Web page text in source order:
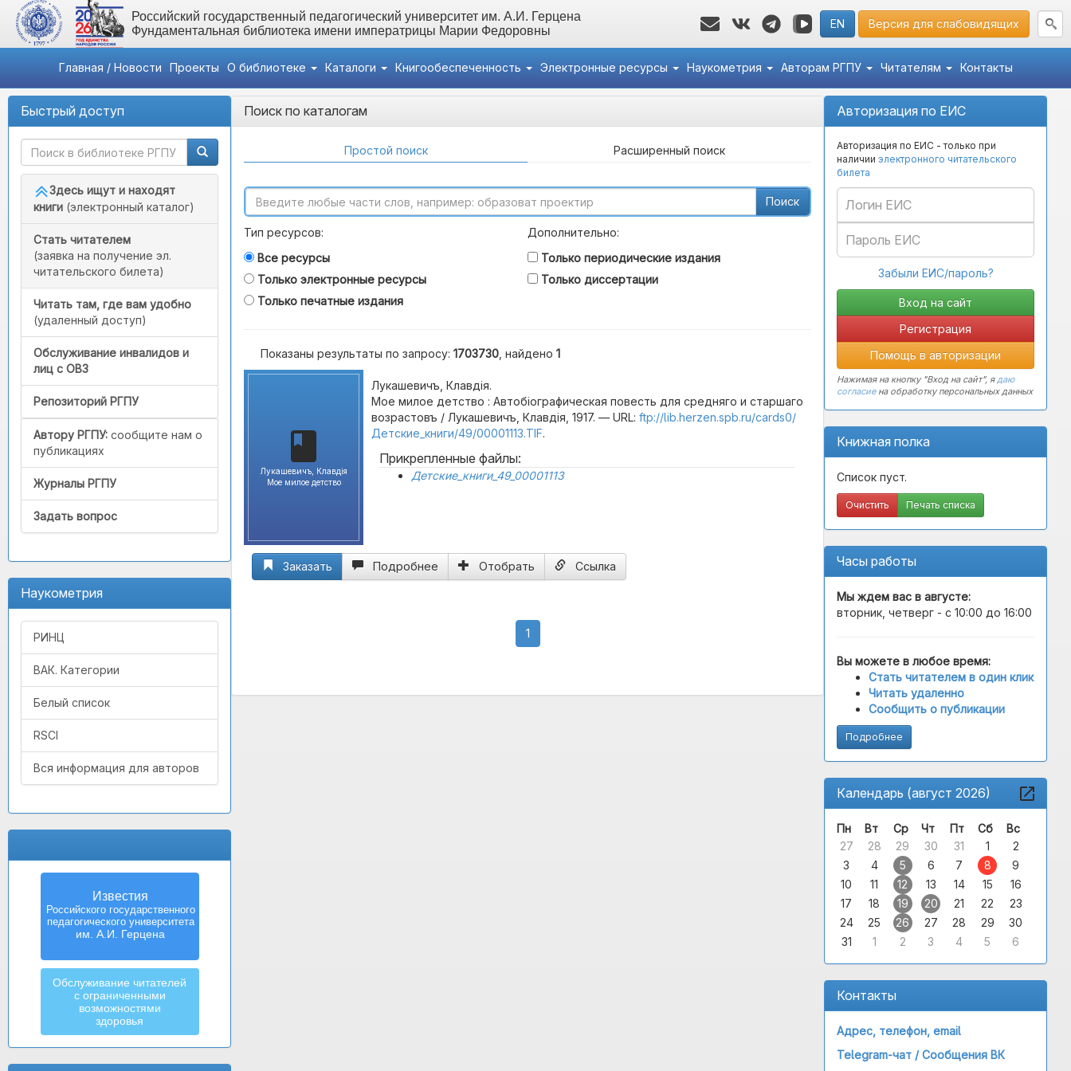
Российский государственный педагогический университет им. А.И. Герцена
Фундаментальная библиотека имени императрицы Марии Федоровны
EN Версия для слабовидящих
Главная / Новости Проекты О библиотеке Каталоги Книгообеспеченность Электронные ресурсы Наукометрия Авторам РГПУ Читателям Контакты
Быстрый доступ
Здесь ищут и находят
книги (электронный каталог)
Стать читателем
(заявка на получение эл.
читательского билета)
Читать там, где вам удобно
(удаленный доступ)
Обслуживание инвалидов и
лиц с ОВЗ
Репозиторий РГПУ
Автору РГПУ: сообщите нам о
публикациях
Журналы РГПУ
Задать вопрос
Наукометрия
РИНЦ
ВАК. Категории
Белый список
RSCI
Вся информация для авторов
Известия
Российского государственного
педагогического университета
им. А.И. Герцена
Обслуживание читателей
с ограниченными
возможностями
здоровья
Авторизация по ЕИС
Авторизация по ЕИС - только при
наличии электронного читательского
билета
Забыли ЕИС/пароль?
Регистрация
Помощь в авторизации
Нажимая на кнопку "Вход на сайт", ядаю
согласиена обработку персональных данных
Книжная полка
Список пуст.
Очистить Печать списка
Часы работы
Мы ждем вас в августе:
вторник, четверг - с 10:00 до 16:00
Вы можете в любое время:
Стать читателем в один клик
Читать удаленно
Сообщить о публикации
Подробнее
Календарь (август 2026)
Пн Вт Ср Чт Пт Сб
Вс
27
28 29 30 31 1
2
3
4 5 6 7 8
9
10
11 12 13 14 15
16
17
18 19 20 21 22
23
24
25 26 27 28 29
30
31
1 2 3 4 5 6
Контакты
Адрес, телефон, email
Telegram-чат /Сообщения ВК
Поиск по каталогам
Простой поиск Расширенный поиск
Поиск
Тип ресурсов:
Все ресурсы
Только электронные ресурсы
Только печатные издания
Дополнительно:
Только периодические издания
Только диссертации
Показаны результаты по запросу: 1703730 , найдено 1
Лукашевичъ, Клавдiя
Мое милое детство
Лукашевичъ, Клавдiя.
Мое милое детство : Автобiографическая повесть для средняго и старшаго
возрастовъ / Лукашевичъ, Клавдiя, 1917. — URL: ftp://lib.herzen.spb.ru/cards0/
Детские_книги/49/00001113.TIF.
Прикрепленные файлы:
Детские_книги_49_00001113
Заказать Подробнее Отобрать Ссылка
1(current)